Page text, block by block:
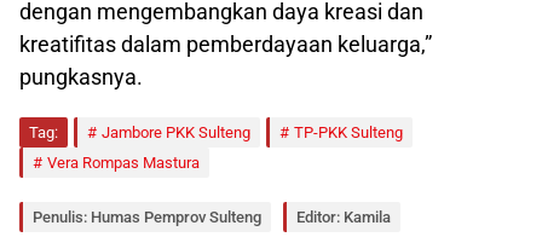
dengan mengembangkan daya kreasi dan
kreatifitas dalam pemberdayaan keluarga,”
pungkasnya.
Tag: Jambore PKK Sulteng
TP-PKK Sulteng
Vera Rompas Mastura
Penulis: Humas Pemprov Sulteng Editor: Kamila